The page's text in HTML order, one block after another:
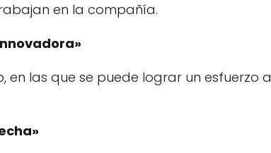
en la compañía.
las que se puede lograr un esfuerzo a